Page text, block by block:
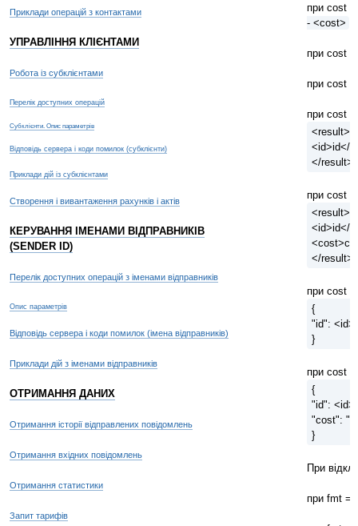
Приклади операцій з контактами
УПРАВЛІННЯ КЛІЄНТАМИ
Робота із субклієнтами
Перелік доступних операцій
Субклієнти. Опис параметрів
Відповідь сервера і коди помилок (субклієнти)
Приклади дій із субклієнтами
Створення і вивантаження рахунків і актів
КЕРУВАННЯ ІМЕНАМИ ВІДПРАВНИКІВ
(SENDER ID)
Перелік доступних операцій з іменами відправників
Опис параметрів
Відповідь сервера і коди помилок (імена відправників)
Приклади дій з іменами відправників
ОТРИМАННЯ ДАНИХ
Отримання історії відправлених повідомлень
Отримання вхідних повідомлень
Отримання статистики
Запит тарифів
при cost
- <cost>
при cost
при cost
при cost
<result>
<id>id</
</result>
при cost
<result>
<id>id</
</result>
при cost
{
"id": <id>
}
при cost
{
"id": <id>,
"cost":
}
При
при fmt =